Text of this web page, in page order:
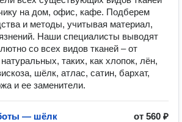
на дом, офис, кафе. Подберем
и методы, учитывая материал,
Наши специалисты выводят
со всех видов тканей – от
таких, как хлопок, лён,
шёлк, атлас, сатин, бархат,
и ее заменители.
— шёлк от 560 ₽